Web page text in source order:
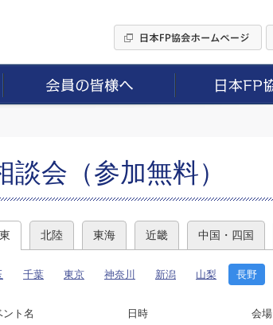
会（参加無料）
北陸 東海 近畿 中国・四国
千葉 東京 神奈川 新潟 山梨 長野
ント名 日時 会場